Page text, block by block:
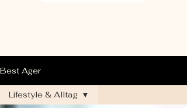
Best Ager
Lifestyle & Alltag